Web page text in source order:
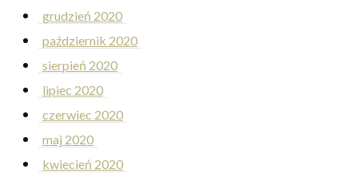
grudzień 2020
październik 2020
sierpień 2020
lipiec 2020
czerwiec 2020
maj 2020
kwiecień 2020